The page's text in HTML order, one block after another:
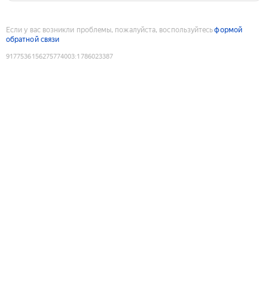
Если у вас возникли проблемы, пожалуйста, воспользуйтесьформой
обратной связи
9177536156275774003:1786023387